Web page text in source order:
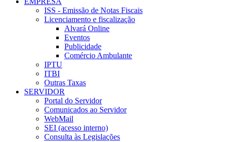
ISS - Emissão de Notas Fiscais
Licenciamento e fiscalização
Alvará Online
Eventos
Publicidade
Comércio Ambulante
IPTU
ITBI
Outras Taxas
SERVIDOR
Portal do Servidor
Comunicados ao Servidor
WebMail
SEI (acesso interno)
Consulta às Legislações